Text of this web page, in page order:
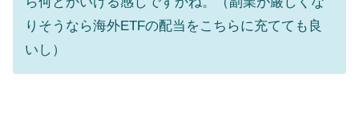
りそうなら海外ETFの配当をこちらに充てても良
いし）